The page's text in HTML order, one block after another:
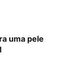
uma pele